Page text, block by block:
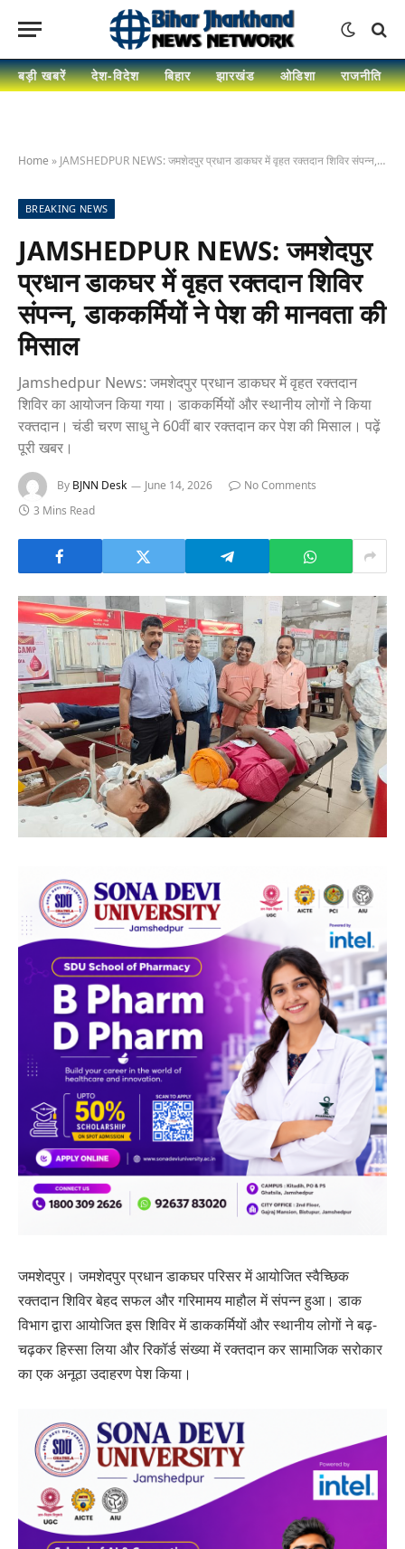
बड़ी खबरें देश-विदेश बिहार झारखंड ओडिशा राजनीति
Home » JAMSHEDPUR NEWS: जमशेदपुर प्रधान डाकघर में वृहत रक्तदान शिविर संपन्न, डाककर्मियों ने पेश की मानवता की मिसाल
BREAKING NEWS
JAMSHEDPUR NEWS: जमशेदपुर
प्रधान डाकघर में वृहत रक्तदान शिविर
संपन्न, डाककर्मियों ने पेश की मानवता की
मिसाल
Jamshedpur News: जमशेदपुर प्रधान डाकघर में वृहत रक्तदान
शिविर का आयोजन किया गया। डाककर्मियों और स्थानीय लोगों ने किया
रक्तदान। चंडी चरण साधु ने 60वीं बार रक्तदान कर पेश की मिसाल। पढ़ें
पूरी खबर।
By BJNN Desk June 14, 2026
No Comments
3 Mins Read
जमशेदपुर। जमशेदपुर प्रधान डाकघर परिसर में आयोजित स्वैच्छिक
रक्तदान शिविर बेहद सफल और गरिमामय माहौल में संपन्न हुआ। डाक
विभाग द्वारा आयोजित इस शिविर में डाककर्मियों और स्थानीय लोगों ने बढ़-
चढ़कर हिस्सा लिया और रिकॉर्ड संख्या में रक्तदान कर सामाजिक सरोकार
का एक अनूठा उदाहरण पेश किया।